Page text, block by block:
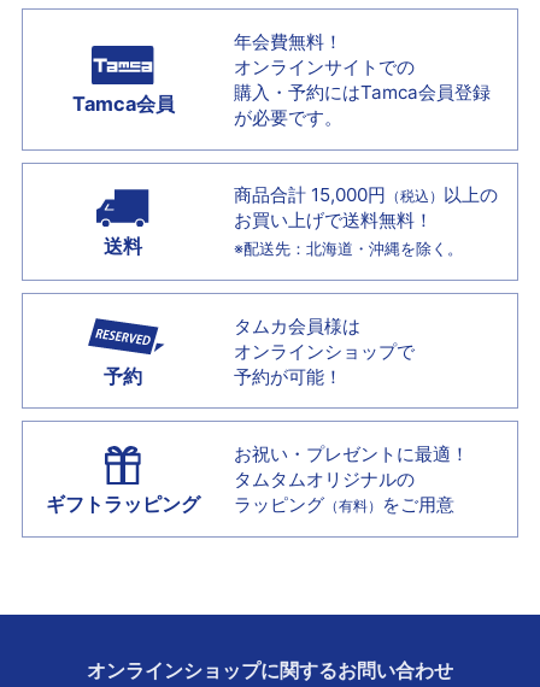
Tamca会員
年会費無料！
オンラインサイトでの
購入・予約にはTamca会員登録
が必要です。
送料
商品合計 15,000円 （税込） 以上の
お買い上げで送料無料！
※配送先：北海道・沖縄を除く。
予約
タムカ会員様は
オンラインショップで
予約が可能！
ギフトラッピング
お祝い・プレゼントに最適！
タムタムオリジナルの
ラッピング （有料） をご用意
オンラインショップに関するお問い合わせ